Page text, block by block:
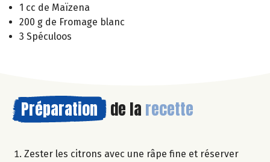
1 cc de Maïzena
200 g de Fromage blanc
3 Spéculoos
Préparation de la recette
Zester les citrons avec une râpe fine et réserver